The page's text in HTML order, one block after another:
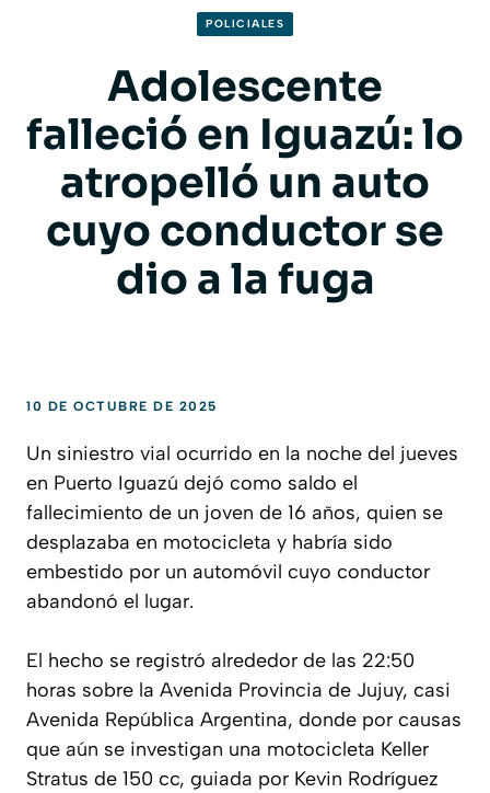
POLICIALES
Adolescente
falleció en Iguazú: lo
atropelló un auto
cuyo conductor se
dio a la fuga
10 DE OCTUBRE DE 2025
Un siniestro vial ocurrido en la noche del jueves
en Puerto Iguazú dejó como saldo el
fallecimiento de un joven de 16 años, quien se
desplazaba en motocicleta y habría sido
embestido por un automóvil cuyo conductor
abandonó el lugar.
El hecho se registró alrededor de las 22:50
horas sobre la Avenida Provincia de Jujuy, casi
Avenida República Argentina, donde por causas
que aún se investigan una motocicleta Keller
Stratus de 150 cc, guiada por Kevin Rodríguez